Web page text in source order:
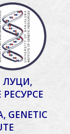
ЛУЦИ,
GENETIC